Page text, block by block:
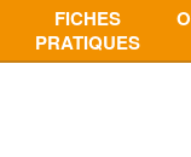
FICHES
PRATIQUES